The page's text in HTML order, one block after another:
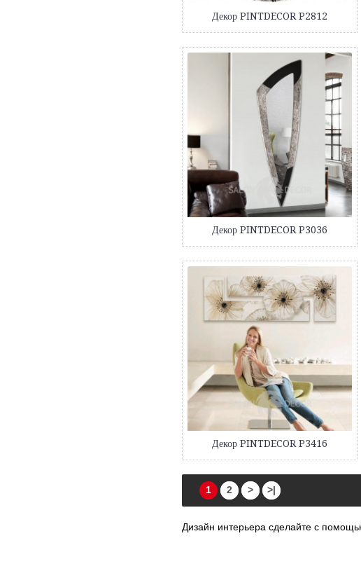
Декор PINTDECOR P2812
Декор PINTDECOR P3036
Декор PINTDECOR P3416
1 2 > >|
Дизайн интерьера сделайте с